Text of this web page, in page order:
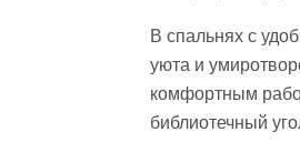
В спальнях с
уюта и
комфортным
библиотечный